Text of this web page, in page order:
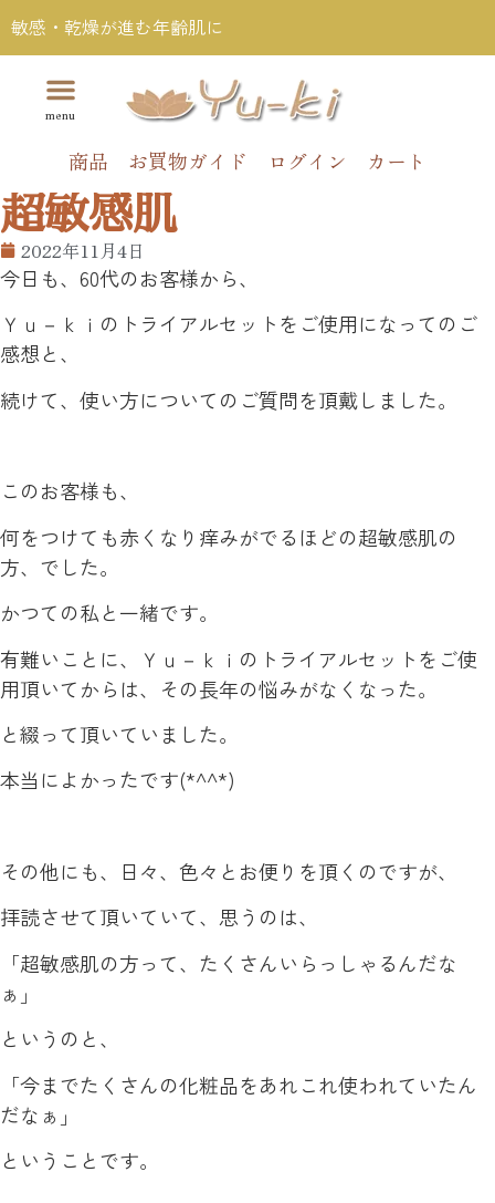
敏感・乾燥が進む年齢肌に
商品 お買物ガイド ログイン カート
超敏感肌
2022年11月4日
今日も、60代のお客様から、
Ｙｕ－ｋｉのトライアルセットをご使用になってのご
感想と、
続けて、使い方についてのご質問を頂戴しました。
このお客様も、
何をつけても赤くなり痒みがでるほどの超敏感肌の
方、でした。
かつての私と一緒です。
有難いことに、Ｙｕ－ｋｉのトライアルセットをご使
用頂いてからは、その長年の悩みがなくなった。
と綴って頂いていました。
本当によかったです(*^^*)
その他にも、日々、色々とお便りを頂くのですが、
拝読させて頂いていて、思うのは、
「超敏感肌の方って、たくさんいらっしゃるんだな
ぁ」
というのと、
「今までたくさんの化粧品をあれこれ使われていたん
だなぁ」
ということです。